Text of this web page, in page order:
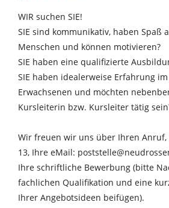
WIR suchen SIE!
SIE sind kommunikativ, haben Spaß
Menschen und können motivieren?
SIE haben eine qualifizierte
SIE haben idealerweise Erfahrung
Erwachsenen und möchten
Kursleiterin bzw. Kursleiter tätig
Wir freuen wir uns über Ihren Anruf,
13, Ihre eMail:
Ihre schriftliche Bewerbung (bitte
fachlichen Qualifikation und eine
Ihrer Angebotsideen beifügen).